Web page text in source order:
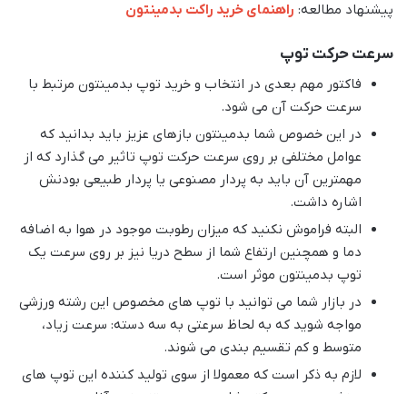
پیشنهاد مطالعه: راهنمای خرید راکت بدمینتون
سرعت حرکت توپ
فاکتور مهم بعدی در انتخاب و خرید توپ بدمینتون مرتبط با
سرعت حرکت آن می شود.
در این خصوص شما بدمینتون بازهای عزیز باید بدانید که
عوامل مختلفی بر روی سرعت حرکت توپ تاثیر می گذارد که از
مهمترین آن باید به پردار مصنوعی یا پردار طبیعی بودنش
اشاره داشت.
البته فراموش نکنید که میزان رطوبت موجود در هوا به اضافه
دما و همچنین ارتفاع شما از سطح دریا نیز بر روی سرعت یک
توپ بدمینتون موثر است.
در بازار شما می توانید با توپ های مخصوص این رشته ورزشی
مواجه شوید که به لحاظ سرعتی به سه دسته: سرعت زیاد،
متوسط و کم تقسیم بندی می شوند.
لازم به ذکر است که معمولا از سوی تولید کننده این توپ های